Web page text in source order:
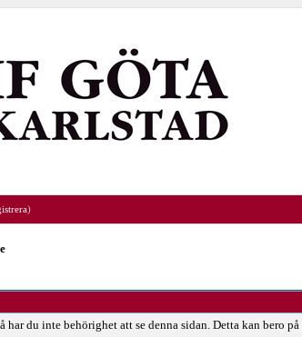
)
du inte behörighet att se denna sidan. Detta kan bero